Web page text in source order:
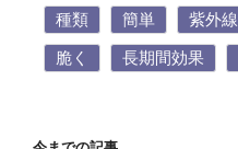
種類 簡単 紫外線
脆く 長期間効果